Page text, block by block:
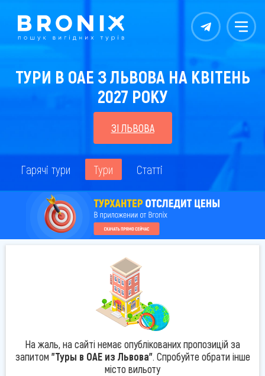
Контакты Меню
ТУРИ В ОАЕ З ЛЬВОВА НА КВІТЕНЬ
2027 РОКУ
ЗІ ЛЬВОВА
Гарячі тури Тури Статті
На жаль, на сайті немає опублікованих пропозицій за
запитом "Туры в ОАЕ из Львова". Спробуйте обрати інше
місто вильоту